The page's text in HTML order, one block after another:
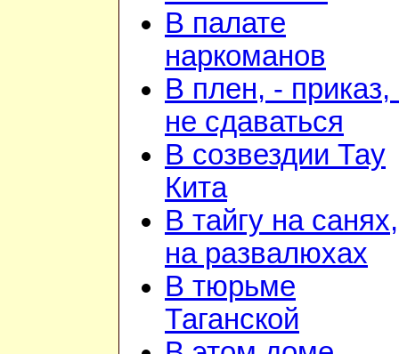
В палате
наркоманов
В плен, - приказ,
не сдаваться
В созвездии Тау
Кита
В тайгу на санях,
на развалюхах
В тюрьме
Таганской